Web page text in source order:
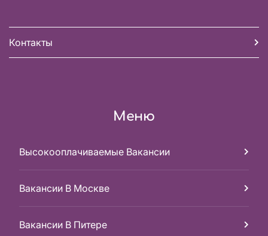
Контакты
Меню
Высокооплачиваемые Вакансии
Вакансии В Москве
Вакансии В Питере